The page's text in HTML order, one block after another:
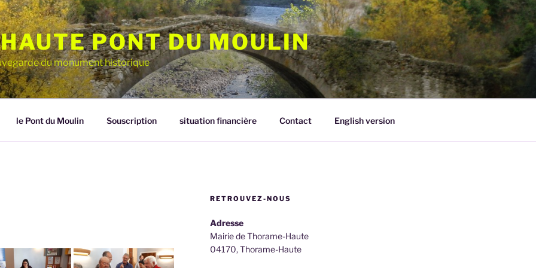
PONT DU MOULIN
du monument historique
le Pont du Moulin Souscription situation financière Contact English version
RETROUVEZ-NOUS
Adresse
Mairie de Thorame-Haute
04170, Thorame-Haute